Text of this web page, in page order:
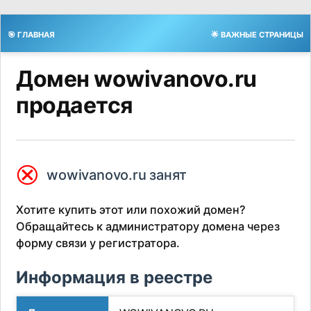
🎯 ГЛАВНАЯ 🌟 ВАЖНЫЕ СТРАНИЦЫ
Домен wowivanovo.ru
продается
⮿ wowivanovo.ru занят
Хотите купить этот или похожий домен?
Обращайтесь к администратору домена через
форму связи у регистратора.
Информация в реестре